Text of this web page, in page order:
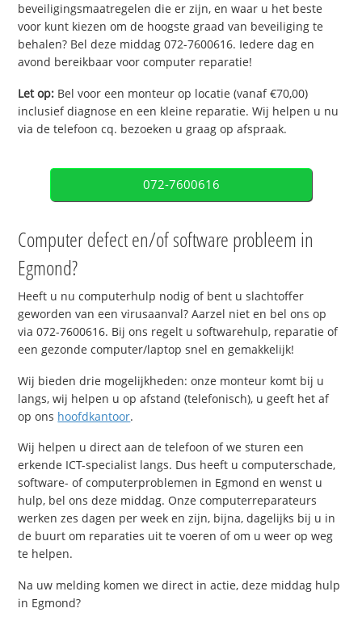
beveiligingsmaatregelen die er zijn, en waar u het beste
voor kunt kiezen om de hoogste graad van beveiliging te
behalen? Bel deze middag 072-7600616. Iedere dag en
avond bereikbaar voor computer reparatie!
Let op: Bel voor een monteur op locatie (vanaf €70,00)
inclusief diagnose en een kleine reparatie. Wij helpen u nu
via de telefoon cq. bezoeken u graag op afspraak.
072-7600616
Computer defect en/of software probleem in
Egmond?
Heeft u nu computerhulp nodig of bent u slachtoffer
geworden van een virusaanval? Aarzel niet en bel ons op
via 072-7600616. Bij ons regelt u softwarehulp, reparatie of
een gezonde computer/laptop snel en gemakkelijk!
Wij bieden drie mogelijkheden: onze monteur komt bij u
langs, wij helpen u op afstand (telefonisch), u geeft het af
op ons hoofdkantoor.
Wij helpen u direct aan de telefoon of we sturen een
erkende ICT-specialist langs. Dus heeft u computerschade,
software- of computerproblemen in Egmond en wenst u
hulp, bel ons deze middag. Onze computerreparateurs
werken zes dagen per week en zijn, bijna, dagelijks bij u in
de buurt om reparaties uit te voeren of om u weer op weg
te helpen.
Na uw melding komen we direct in actie, deze middag hulp
in Egmond?